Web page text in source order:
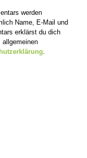
werden
Name, E-Mail und
erklärst du dich
allgemeinen